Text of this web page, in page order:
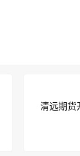
清远期货